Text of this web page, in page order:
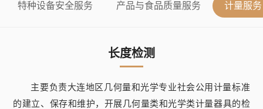
特种设备安全服务 产品与食品质量服务 计量服务
长度检测
主要负责大连地区几何量和光学专业社会公用计量标准
的建立、保存和维护，开展几何量类和光学类计量器具的检